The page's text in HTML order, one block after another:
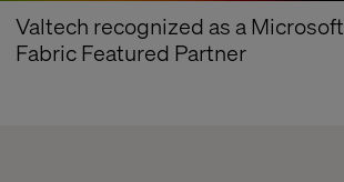
Valtech recognized as a Microsoft
Fabric Featured Partner